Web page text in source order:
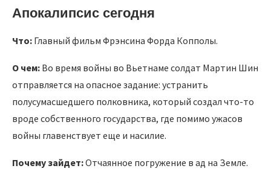
Апокалипсис сегодня
Что: Главный фильм Фрэнсина Форда Копполы.
О чем: Во время войны во Вьетнаме солдат Мартин Шин
отправляется на опасное задание: устранить
полусумасшедшего полковника, который создал что-то
вроде собственного государства, где помимо ужасов
войны главенствует еще и насилие.
Почему зайдет:Отчаянное погружение в ад на Земле.